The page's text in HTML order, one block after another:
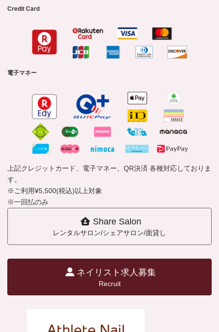
Credit Card
電子マネー
上記クレジットカード、電子マネー、QR決済 各種対応しておりま
す。
※ご利用¥5,500(税込)以上対象
※一回払のみ
Share Salon
レンタルサロン/シェアサロン/面貸し
ネイリスト求人募集
Recruit